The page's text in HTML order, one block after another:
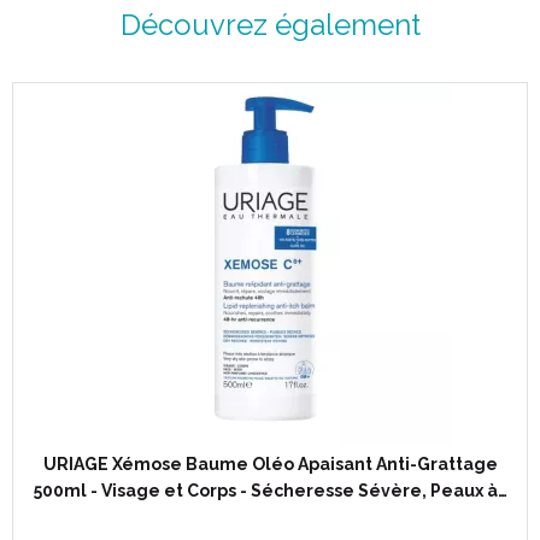
Huile lavante apaisante.
Nettoie, relipide, protège contre le dessèchement cutané,
apaise les sensations de démangeaisons.
Période après ouverture : 9 mois.
Existe également en tube 200 ml.
-75% de tiraillements.
Découvrez également
URIAGE Xémose Baume Oléo Apaisant Anti-Grattage
500ml - Visage et Corps - Sécheresse Sévère, Peaux à…